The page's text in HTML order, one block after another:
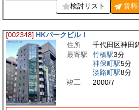
検討リスト 賃料
[002348] HKパークビルⅠ
住所
千代田区神田
最寄駅
竹橋駅3分
神保町駅5分
淡路町駅8分
竣工
2000/7